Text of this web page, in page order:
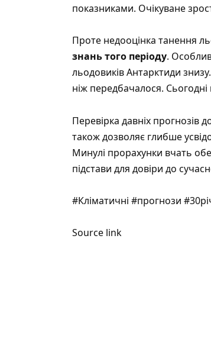
показниками. Очікуване
Проте недооцінка танення
знань того періоду.
льодовиків Антарктиди
ніж передбачалося.
Перевірка давніх прогнозів
також дозволяє глибше
Минулі прорахунки вчать
підстави для довіри до
#Кліматичні #прогнози
Source link